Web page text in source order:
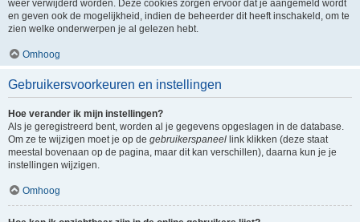
weer verwijderd worden. Deze cookies zorgen ervoor dat je aangemeld wordt
en geven ook de mogelijkheid, indien de beheerder dit heeft inschakeld, om te
zien welke onderwerpen je al gelezen hebt.
Omhoog
Gebruikersvoorkeuren en instellingen
Hoe verander ik mijn instellingen?
Als je geregistreerd bent, worden al je gegevens opgeslagen in de database.
Om ze te wijzigen moet je op de gebruikerspaneel link klikken (deze staat
meestal bovenaan op de pagina, maar dit kan verschillen), daarna kun je je
instellingen wijzigen.
Omhoog